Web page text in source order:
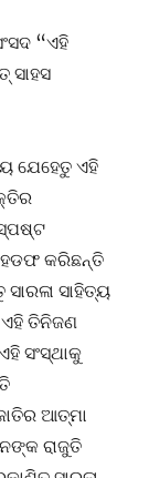
“ଏହି
ସାହସ
ଯେହେତୁ ଏହି
ହଡଫ କରିଛନ୍ତି
ସାହିତ୍ୟ
ଏହି ତିନିଜଣ
ସଂସ୍ଥାକୁ
ଆତ୍ମା
ରାଜୁତି